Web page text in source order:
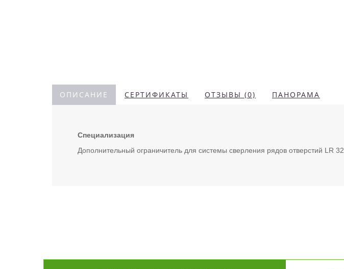
ОПИСАНИЕ СЕРТИФИКАТЫ ОТЗЫВЫ (0) ПАНОРАМА
Специализация
Дополнительный ограничитель для системы сверления рядов отверстий LR 32